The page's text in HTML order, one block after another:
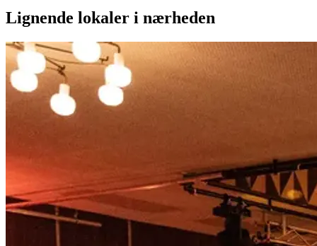
Lignende lokaler i nærheden